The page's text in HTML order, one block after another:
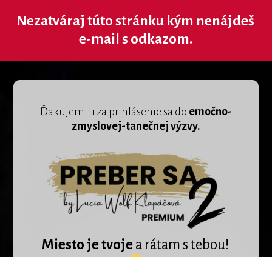
Nezatváraj túto stránku kým nenájdeš
e-mail s odkazom.
Ďakujem Ti za prihlásenie sa do emočno-
zmyslovej-tanečnej výzvy.
Miesto je tvoje a rátam s tebou!